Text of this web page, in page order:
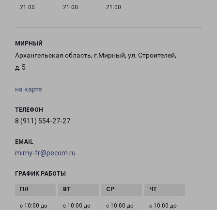
21:00
21:00
21:00
МИРНЫЙ
Архангельская область, г.Мирный, ул. Строителей,
д. 5
на карте
ТЕЛЕФОН
8 (911) 554-27-27
EMAIL
mirny-fr@pecom.ru
ГРАФИК РАБОТЫ
с 10:00 до
с 10:00 до
с 10:00 до
с 10:00 до